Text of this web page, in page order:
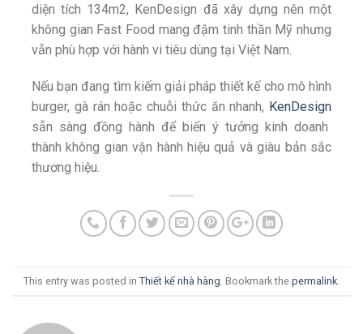
diện tích 134m2, KenDesign đã xây dựng nên một
không gian Fast Food mang đậm tinh thần Mỹ nhưng
vẫn phù hợp với hành vi tiêu dùng tại Việt Nam.
Nếu bạn đang tìm kiếm giải pháp thiết kế cho mô hình
burger, gà rán hoặc chuỗi thức ăn nhanh, KenDesign
sẵn sàng đồng hành để biến ý tưởng kinh doanh
thành không gian vận hành hiệu quả và giàu bản sắc
thương hiệu.
This entry was posted in Thiết kế nhà hàng . Bookmark the permalink